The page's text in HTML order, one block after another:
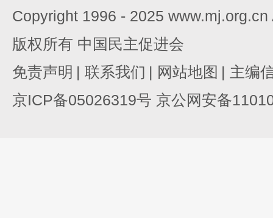
Copyright 1996 - 2025
版权所有 中国民主促进会
免责声明 | 联系我们 | 网站地图 | 主编
京ICP备05026319号 京公网安备